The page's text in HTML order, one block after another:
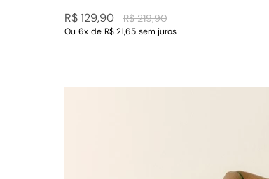
R$ 219,90
R$129,90
Ou 6x de R$ 21,65 sem juros